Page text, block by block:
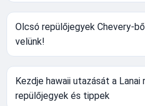
Olcsó repülőjegyek Chevery-
velünk!
Kezdje hawaii utazását a
repülőjegyek és tippek